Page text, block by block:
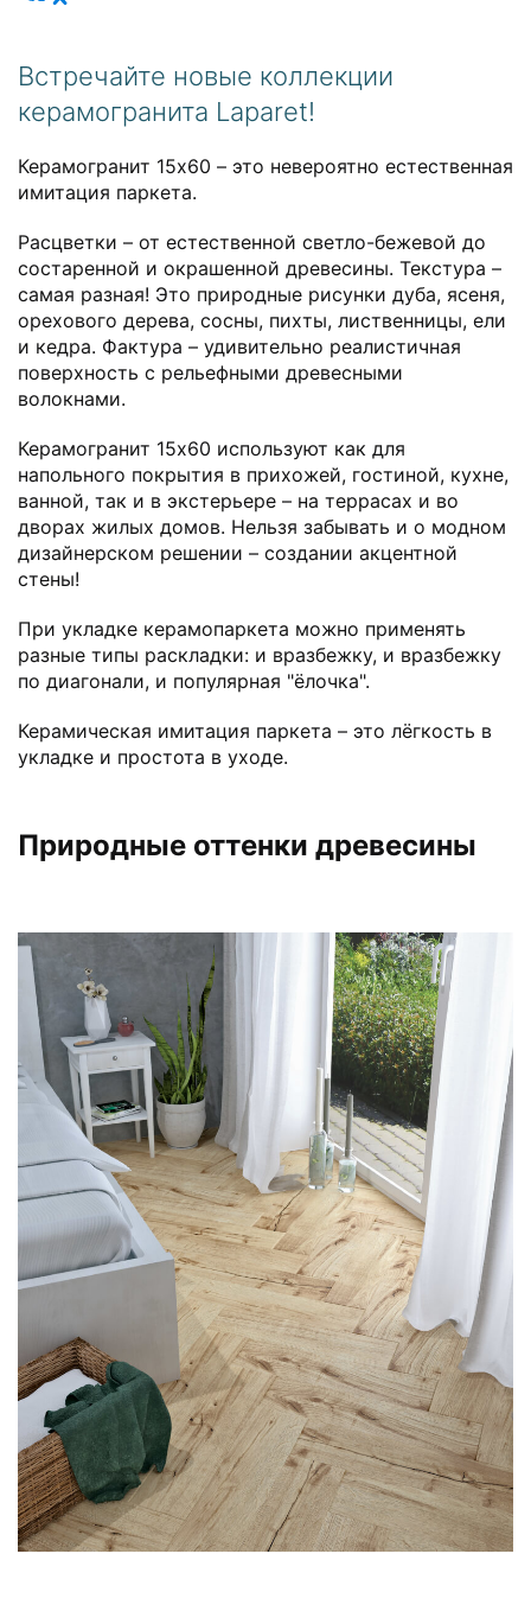
Встречайте новые коллекции
керамогранита Laparet!
Керамогранит 15х60 – это невероятно естественная
имитация паркета.
Расцветки – от естественной светло-бежевой до
состаренной и окрашенной древесины. Текстура –
самая разная! Это природные рисунки дуба, ясеня,
орехового дерева, сосны, пихты, лиственницы, ели
и кедра. Фактура – удивительно реалистичная
поверхность с рельефными древесными
волокнами.
Керамогранит 15х60 используют как для
напольного покрытия в прихожей, гостиной, кухне,
ванной, так и в экстерьере – на террасах и во
дворах жилых домов. Нельзя забывать и о модном
дизайнерском решении – создании акцентной
стены!
При укладке керамопаркета можно применять
разные типы раскладки: и вразбежку, и вразбежку
по диагонали, и популярная "ёлочка".
Керамическая имитация паркета – это лёгкость в
укладке и простота в уходе.
Природные оттенки древесины